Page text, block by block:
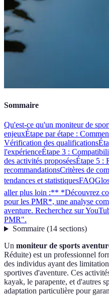
Sommaire
Qu'est-ce qu'un moniteur de
enjeuxÉtape par étape :
Vérification des qualifications
l'expérienceÉtape 3 :
des activités proposéesÉtape 5 :
recommandationsCritères de
tendances et statistiquesFAQ
aller plus loin :** *Découvrez
pour les PMR*, une analyse
aventure. Recherchez sur
PMR".
Sommaire(14 sections)
Un moniteur de sports
Réduite) est un professionnel
des individus ayant des
sportives d'aventure. Ces
kayak, le parapente, et d'autres
adaptation particulière pour